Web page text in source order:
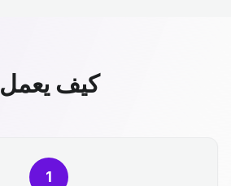
كيف يعمل
1